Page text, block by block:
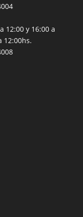
12:00 y 16:00 a
12:00hs.